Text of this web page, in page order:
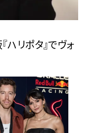
ハリポタ』でヴォ